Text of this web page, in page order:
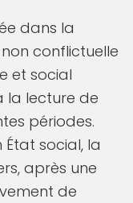
dans la
conflictuelle
et social
la lecture de
périodes.
État social, la
après une
de